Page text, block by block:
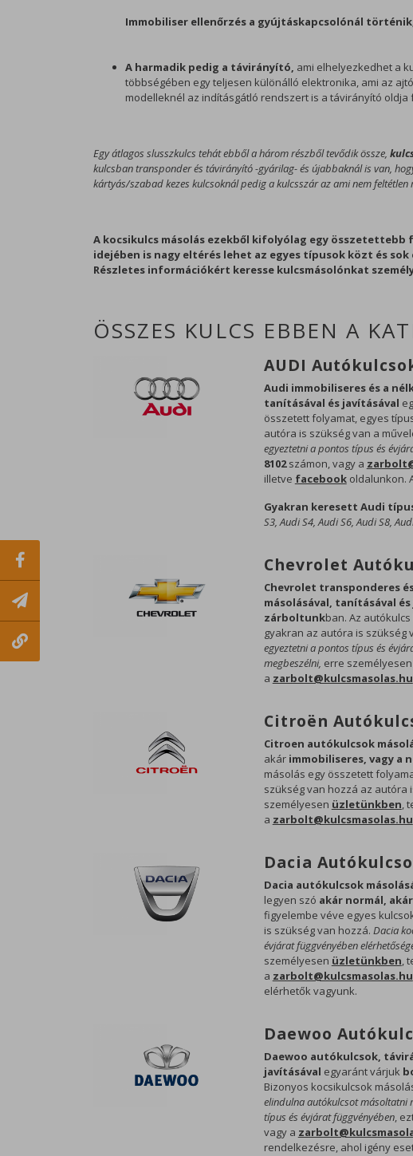
Immobiliser ellenőrzés a gyújtáskapcsolónál
A harmadik pedig a távirányító, ami elhelyezkedhet a
többségében egy teljesen különálló elektronika, ami az
modelleknél az indításgátló rendszert is a távirányító oldja
Egy átlagos slusszkulcs tehát ebből a három részből tevődik össze,
kulcsban transponder és távirányító -gyárilag- és újabbaknál is van,
kártyás/szabad kezes kulcsoknál pedig a kulcsszár az ami nem feltétlen
A kocsikulcs másolás ezekből kifolyólag egy
idejében is nagy eltérés lehet az egyes típusok közt és
Részletes információkért keresse kulcsmásolónkat
ÖSSZES KULCS EBBEN A
AUDI
Audi immobiliseres és a
tanításával és javításával
összetett folyamat, egyes
autóra is szükség van a
egyeztetni a pontos típus és
8102számon, vagy a
illetve facebookoldalunkon.
Gyakran keresett Audi
S3, Audi S4, Audi S6, Audi S8,
Chevrolet
Chevrolet transponderes
másolásával, tanításával
zárboltunkban. Az
gyakran az autóra is szükség
egyeztetni a pontos típus és
megbeszélni, erre személyesen
a zarbolt@kulcsmasolas.hu
Citroën
Citroen autókulcsok
akár immobiliseres, vagy a
másolás egy összetett
szükség van hozzá az autóra
személyesen üzletünkben,
a zarbolt@kulcsmasolas.hu
Dacia
Dacia autókulcsok
legyen szó akár normál,
figyelembe véve egyes
is szükség van hozzá. Dacia
évjárat függvényében
személyesen üzletünkben,
a zarbolt@kulcsmasolas.hu
elérhetők vagyunk.
Daewoo
Daewoo autókulcsok,
javításával egyaránt várjuk
Bizonyos kocsikulcsok
elindulna autókulcsot másoltatni
típus és évjárat függvényében,
vagy a
rendelkezésre, ahol igény